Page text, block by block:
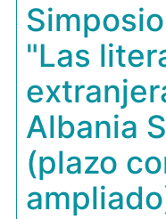
"Las
Albania
(plazo